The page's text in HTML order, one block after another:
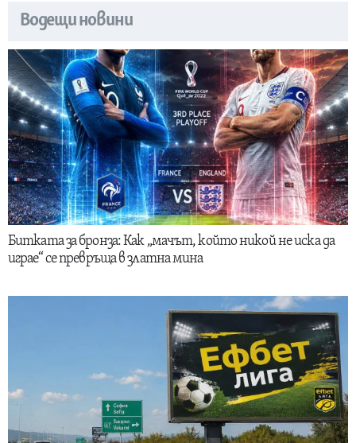
Водещи новини
Битката за бронза: Как „мачът, който никой не иска да
играе“ се превръща в златна мина